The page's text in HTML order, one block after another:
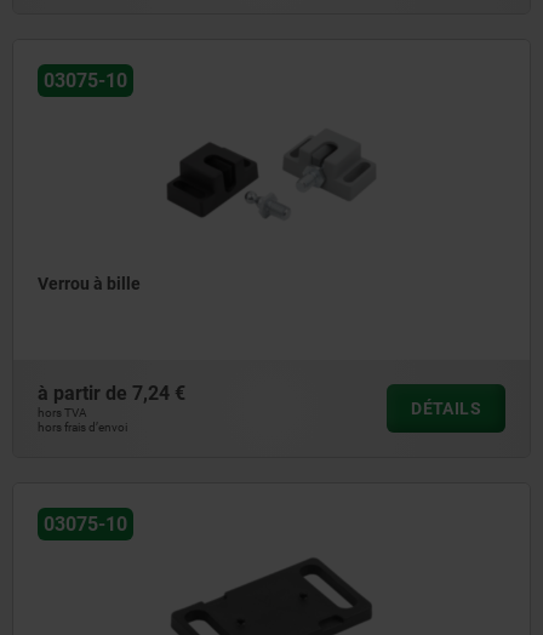
03075-10
Verrou à bille
à partir de 7,24 €
hors TVA
hors frais d’envoi
DÉTAILS
03075-10